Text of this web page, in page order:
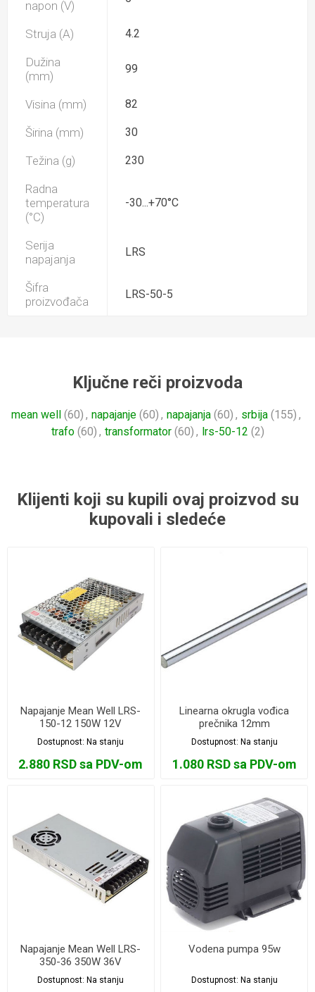
napon (V)
Struja (A) 4.2
Dužina
(mm)
99
Visina (mm) 82
Širina (mm) 30
Težina (g) 230
Radna
temperatura
(°C)
-30...+70°C
Serija
napajanja
LRS
Šifra
proizvođača
LRS-50-5
Ključne reči proizvoda
mean well (60) , napajanje (60) , napajanja (60) , srbija (155) ,
trafo (60) , transformator (60) , lrs-50-12 (2)
Klijenti koji su kupili ovaj proizvod su
kupovali i sledeće
Napajanje Mean Well LRS-
150-12 150W 12V
Dostupnost:Na stanju
2.880 RSD sa PDV-om
Linearna okrugla vođica
prečnika 12mm
Dostupnost: Na stanju
1.080 RSD sa PDV-om
Napajanje Mean Well LRS-
350-36 350W 36V
Dostupnost: Na stanju
Vodena pumpa 95w
Dostupnost: Na stanju